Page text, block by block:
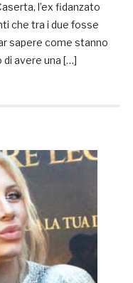
l’ex fidanzato
che tra i due fosse
sapere come stanno
avere una […]